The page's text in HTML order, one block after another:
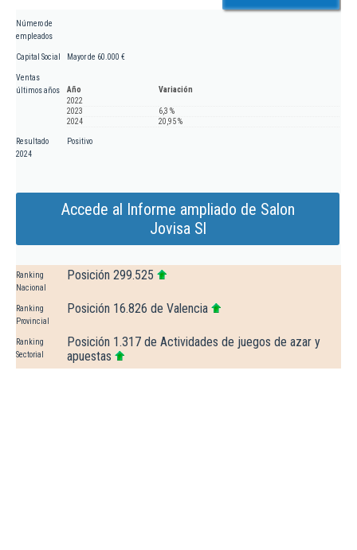
Número de
empleados
Capital Social Mayor de 60.000 €
Ventas
últimos años
Año
Variación
2022
2023
6,3 %
2024
20,95 %
Resultado
2024
Positivo
Accede al Informe ampliado de Salon
Jovisa Sl
Ranking
Nacional
Posición 299.525
Ranking
Provincial
Posición 16.826 de Valencia
Ranking
Sectorial
Posición 1.317 de Actividades de juegos de azar y
apuestas